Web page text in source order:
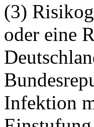
(3)
oder eine
Infektion